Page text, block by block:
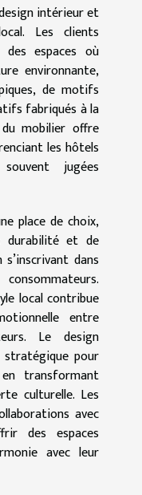
intérieur et
Les clients
espaces où
environnante,
de motifs
fabriqués à la
mobilier offre
les hôtels
jugées
place de choix,
durabilité et de
dans
local contribue
entre
Le design
pour
transformant
culturelle. Les
avec
des espaces
avec leur